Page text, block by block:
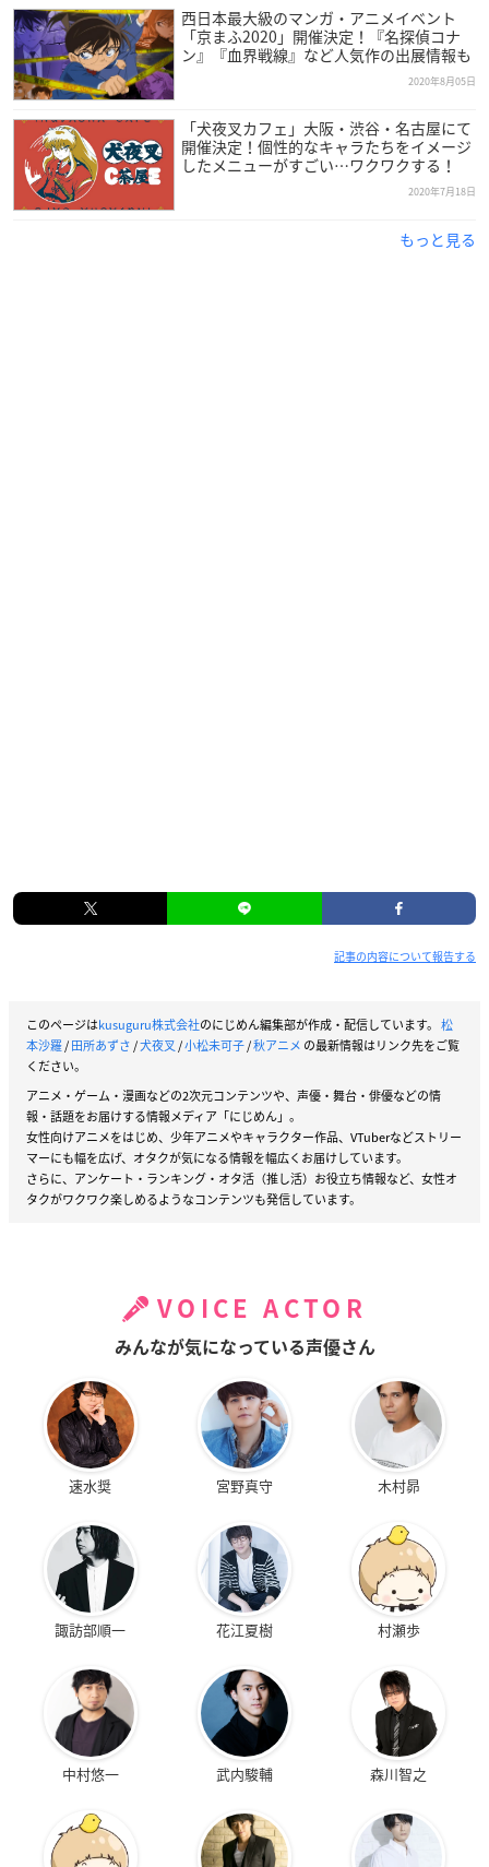
西日本最大級のマンガ・アニメイベント
「京まふ2020」開催決定！『名探偵コナ
ン』『血界戦線』など人気作の出展情報も
2020年8月05日
「犬夜叉カフェ」大阪・渋谷・名古屋にて
開催決定！個性的なキャラたちをイメージ
したメニューがすごい…ワクワクする！
2020年7月18日
もっと見る
記事の内容について報告する
このページはkusuguru株式会社のにじめん編集部が作成・配信しています。 松
本沙羅/田所あずさ/犬夜叉/小松未可子/秋アニメ の最新情報はリンク先をご覧
ください。
アニメ・ゲーム・漫画などの2次元コンテンツや、声優・舞台・俳優などの情
報・話題をお届けする情報メディア「にじめん」。
女性向けアニメをはじめ、少年アニメやキャラクター作品、VTuberなどストリー
マーにも幅を広げ、オタクが気になる情報を幅広くお届けしています。
さらに、アンケート・ランキング・オタ活（推し活）お役立ち情報など、女性オ
タクがワクワク楽しめるようなコンテンツも発信しています。
VOICE ACTOR
みんなが気になっている声優さん
速水奨 宮野真守 木村昴
諏訪部順一 花江夏樹 村瀬歩
中村悠一 武内駿輔 森川智之